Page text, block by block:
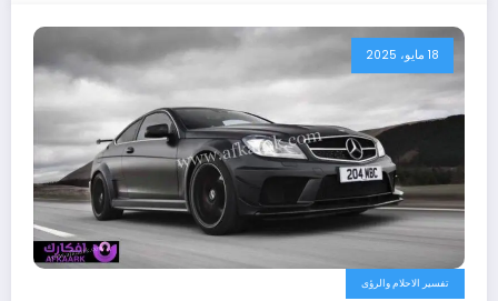
18 مايو، 2025
تفسير الاحلام والرؤى